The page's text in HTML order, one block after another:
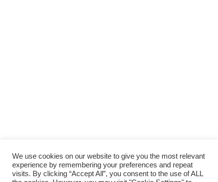
We use cookies on our website to give you the most relevant
experience by remembering your preferences and repeat
visits. By clicking “Accept All”, you consent to the use of ALL